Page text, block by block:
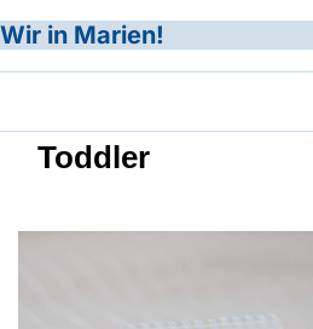
Wir in Marien!
Toddler